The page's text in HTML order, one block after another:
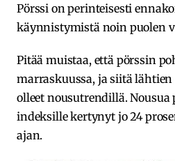
Pörssi on perinteisesti
käynnistymistä noin puolen
Pitää muistaa, että pörssin
marraskuussa, ja siitä
olleet nousutrendillä.
indeksille kertynyt jo 24
ajan.